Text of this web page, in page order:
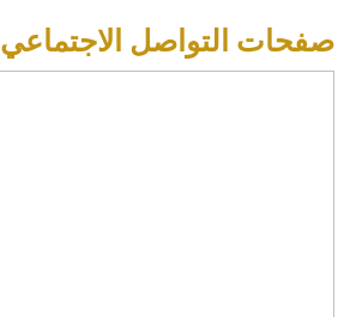
صفحات التواصل الاجتماعي